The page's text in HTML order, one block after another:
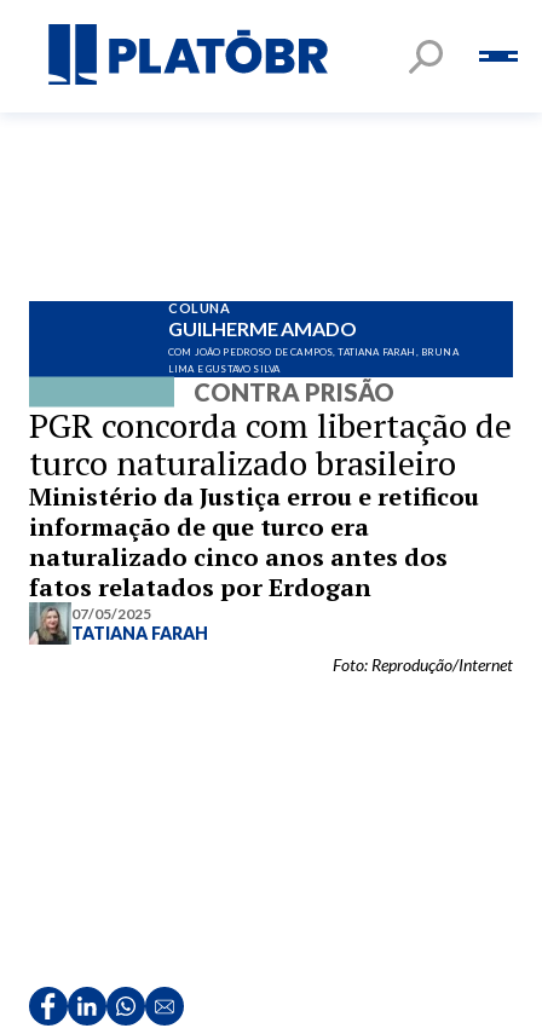
COLUNA
GUILHERME AMADO
COM JOÃO PEDROSO DE CAMPOS, TATIANA FARAH, BRUNA
LIMA E GUSTAVO SILVA
CONTRA PRISÃO
PGR concorda com libertação de
turco naturalizado brasileiro
Ministério da Justiça errou e retificou
informação de que turco era
naturalizado cinco anos antes dos
fatos relatados por Erdogan
07/05/2025
TATIANA FARAH
Foto: Reprodução/Internet